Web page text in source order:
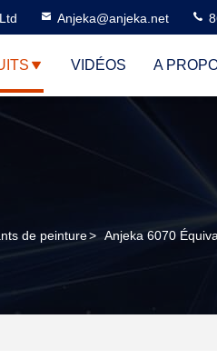
Anjeka@anjeka.net
VIDÉOS A
de peinture> Anjeka 6070